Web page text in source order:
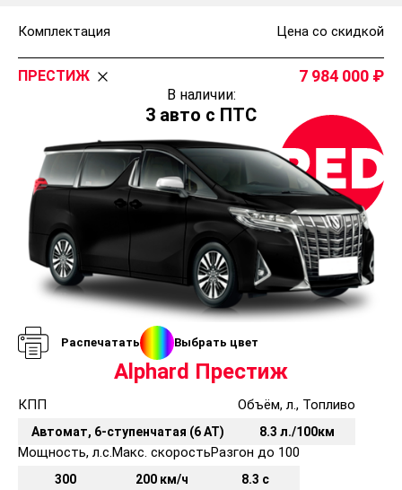
Комплектация Цена со скидкой
ПРЕСТИЖ 7 984 000
В наличии:
3 авто с ПТС
Распечатать Выбрать цвет
Alphard Престиж
КПП
Автомат, 6-ступенчатая (6 AT)
Объём, л., Топливо
8.3 л./100км
Мощность, л.с.
300
Макс. скорость
200 км/ч
Разгон до 100
8.3 с